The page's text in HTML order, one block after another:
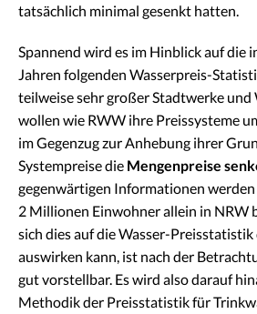
tatsächlich minimal gesenkt hatten.
Spannend wird es im Hinblick auf die
Jahren folgenden Wasserpreis-
teilweise sehr großer Stadtwerke und
wollen wie RWW ihre Preissysteme
im Gegenzug zur Anhebung ihrer
Systempreise die Mengenpreise
gegenwärtigen Informationen
2 Millionen Einwohner allein in NRW
sich dies auf die Wasser-Preisstatistik
auswirken kann, ist nach der
gut vorstellbar. Es wird also darauf
Methodik der Preisstatistik für